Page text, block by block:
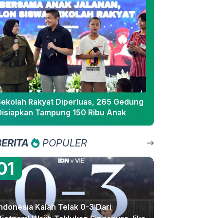
Rakyat Diperluas, 265 Gedung
Tampung 150 Ribu Anak
POPULER
Kalah Telak 0-3 Dari